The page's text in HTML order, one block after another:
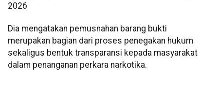
2026
Dia mengatakan pemusnahan barang bukti
merupakan bagian dari proses penegakan hukum
sekaligus bentuk transparansi kepada masyarakat
dalam penanganan perkara narkotika.